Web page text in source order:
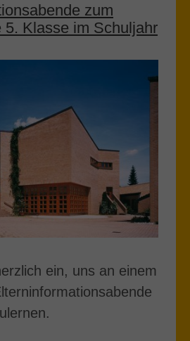
zum
5. Klasse im Schuljahr
ein, uns an einem